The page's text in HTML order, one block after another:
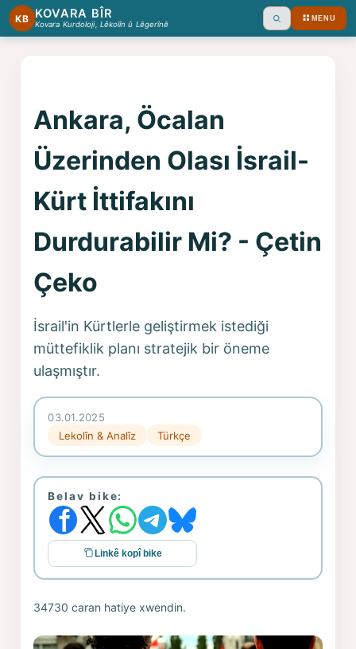
KB KOVARA BÎR
Kovara Kurdoloji, Lêkolîn û Lêgerînê Ara MENU
Ankara, Öcalan
Üzerinden Olası İsrail-
Kürt İttifakını
Durdurabilir Mi? - Çetin
Çeko
İsrail'in Kürtlerle geliştirmek istediği
müttefiklik planı stratejik bir öneme
ulaşmıştır.
03.01.2025
Lekolîn & Analîz
Türkçe
Belav bike:
Linkê kopî bike
34730 caran hatiye xwendin.